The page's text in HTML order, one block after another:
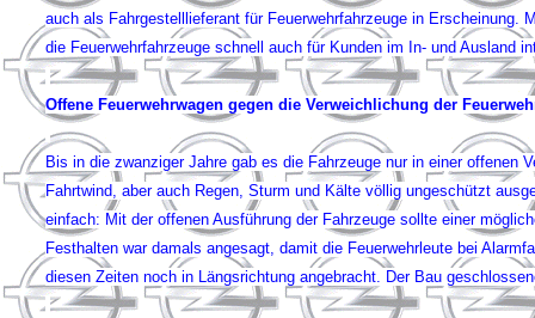
auch als Fahrgestell­lieferant für Feuerwehrfahrzeuge in
die Feuerwehrfahrzeuge schnell auch für Kunden im In- und Ausland
Offene Feuerwehrwagen gegen die Verweichlichung der
Bis in die zwanziger Jahre gab es die Fahrzeuge nur in einer
Fahrtwind, aber auch Regen, Sturm und Kälte völlig ungeschützt
einfach: Mit der offenen Ausführung der Fahrzeuge sollte einer
Festhalten war damals angesagt, damit die Feuerwehrleute bei
diesen Zeiten noch in Längsrichtung ange­bracht. Der Bau